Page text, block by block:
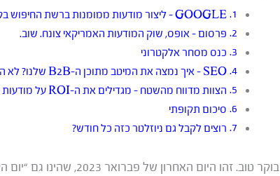
GOOGLE – ליצור מודעות ממומנות ברשת החיפוש בקלות חסרת תקדים עם כלי AI עוצמתיים
פרסום – אופס, שוק המודעות האמריקאי צונח. שוב.
כנס מסחר אלקטרוני
SEO – איך נמצה את המיטב מתוכן ה-B2B שלנו? לא הכל זקוק בהכרח לאופטימיזציה
הצוות מדווח מהשטח – מגדילים את ה-ROI על מודעות יותר מתמיד עם בדיקת הצעות
סיכום תקופתי
רוצים לקבל גם ניוזלטר כזה כל חודש?
בוקר טוב. זהו היום האחרון של פברואר 2023, שהינו גם “יום הקומפורט פוד האיטלקי” הלא רשמי.